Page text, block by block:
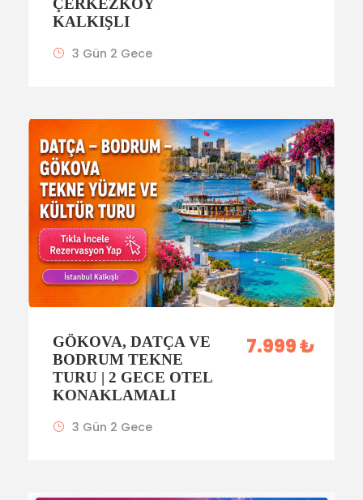
ÇERKEZKÖY
KALKIŞLI
3 Gün 2 Gece
GÖKOVA, DATÇA VE
BODRUM TEKNE
TURU | 2 GECE OTEL
KONAKLAMALI
7.999 ₺
3 Gün 2 Gece